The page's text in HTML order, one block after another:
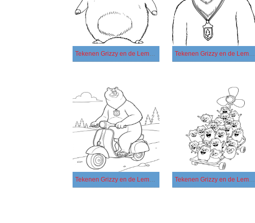
Tekenen Grizzy en de Lemmings gratis basis Tekenen Grizzy en de Lemmings gratis eenvoudig
Tekenen Grizzy en de Lemmings gratis Tekenen Grizzy en de Lemmings simpel